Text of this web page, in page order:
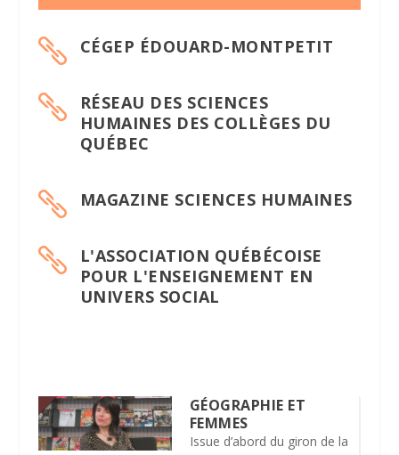
 CÉGEP ÉDOUARD-MONTPETIT

RÉSEAU DES SCIENCES
HUMAINES DES COLLÈGES DU
QUÉBEC
 MAGAZINE SCIENCES HUMAINES

L'ASSOCIATION QUÉBÉCOISE
POUR L'ENSEIGNEMENT EN
UNIVERS SOCIAL
GÉOGRAPHIE ET
FEMMES
Issue d’abord du giron de la